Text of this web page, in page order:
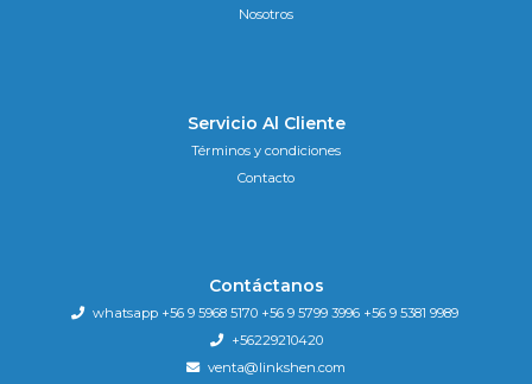
Nosotros
Servicio Al Cliente
Términos y condiciones
Contacto
Contáctanos
whatsapp +56 9 5968 5170 +56 9 5799 3996 +56 9 5381 9989
+56229210420
venta@linkshen.com